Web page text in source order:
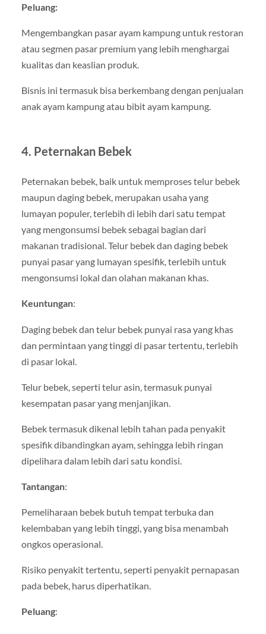
Peluang:
Mengembangkan pasar ayam kampung untuk restoran
atau segmen pasar premium yang lebih menghargai
kualitas dan keaslian produk.
Bisnis ini termasuk bisa berkembang dengan penjualan
anak ayam kampung atau bibit ayam kampung.
4. Peternakan Bebek
Peternakan bebek, baik untuk memproses telur bebek
maupun daging bebek, merupakan usaha yang
lumayan populer, terlebih di lebih dari satu tempat
yang mengonsumsi bebek sebagai bagian dari
makanan tradisional. Telur bebek dan daging bebek
punyai pasar yang lumayan spesifik, terlebih untuk
mengonsumsi lokal dan olahan makanan khas.
Keuntungan:
Daging bebek dan telur bebek punyai rasa yang khas
dan permintaan yang tinggi di pasar tertentu, terlebih
di pasar lokal.
Telur bebek, seperti telur asin, termasuk punyai
kesempatan pasar yang menjanjikan.
Bebek termasuk dikenal lebih tahan pada penyakit
spesifik dibandingkan ayam, sehingga lebih ringan
dipelihara dalam lebih dari satu kondisi.
Tantangan:
Pemeliharaan bebek butuh tempat terbuka dan
kelembaban yang lebih tinggi, yang bisa menambah
ongkos operasional.
Risiko penyakit tertentu, seperti penyakit pernapasan
pada bebek, harus diperhatikan.
Peluang: